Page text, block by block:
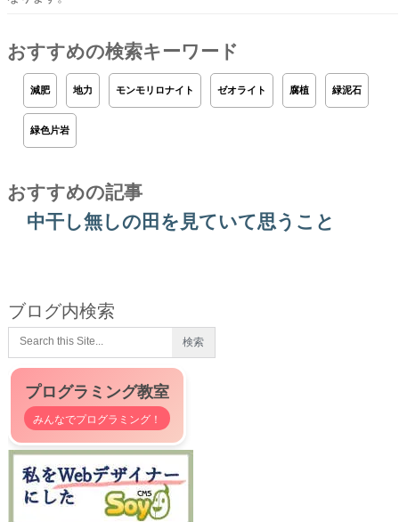
おすすめの検索キーワード
減肥 地力 モンモリロナイト ゼオライト 腐植 緑泥石
緑色片岩
おすすめの記事
中干し無しの田を見ていて思うこと
ブログ内検索
プログラミング教室
みんなでプログラミング！